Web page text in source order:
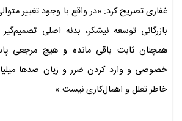
غفاری تصریح کرد: «در واقع با وجود تغییر
بازرگانی توسعه نیشکر، بدنه اصلی
همچنان ثابت باقی مانده و هیچ
خصوصی و وارد کردن ضرر و زیان صدها
خاطر تعلل و اهمال‌کاری نیست.»